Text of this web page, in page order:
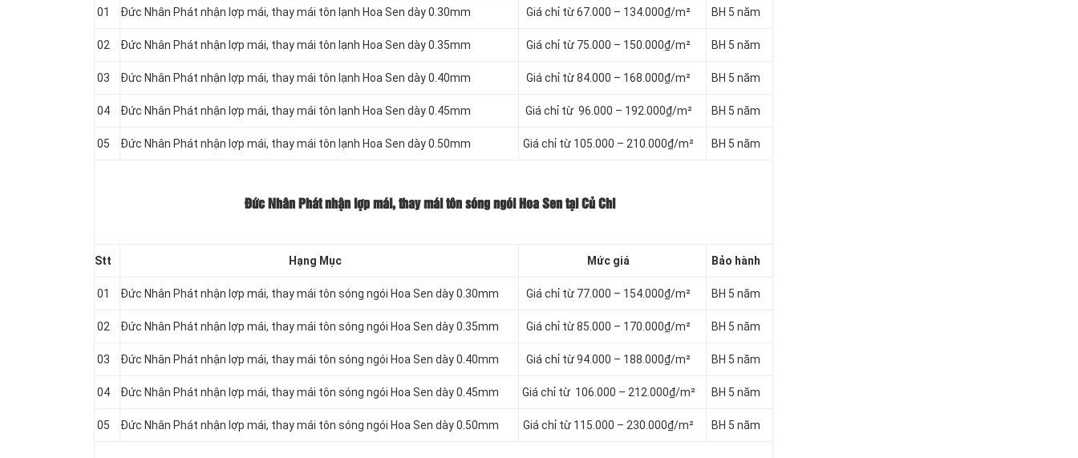
01 Đức Nhân Phát nhận lợp mái, thay mái tôn lạnh Hoa Sen dày 0.30mm Giá chỉ từ 67.000 – 134.000₫/m² BH 5 năm
02 Đức Nhân Phát nhận lợp mái, thay mái tôn lạnh Hoa Sen dày 0.35mm Giá chỉ từ 75.000 – 150.000₫/m² BH 5 năm
03 Đức Nhân Phát nhận lợp mái, thay mái tôn lạnh Hoa Sen dày 0.40mm Giá chỉ từ 84.000 – 168.000₫/m² BH 5 năm
04 Đức Nhân Phát nhận lợp mái, thay mái tôn lạnh Hoa Sen dày 0.45mm Giá chỉ từ 96.000 – 192.000₫/m² BH 5 năm
05 Đức Nhân Phát nhận lợp mái, thay mái tôn lạnh Hoa Sen dày 0.50mm Giá chỉ từ 105.000 – 210.000₫/m² BH 5 năm
Đức Nhân Phát nhận lợp mái, thay mái tôn sóng ngói Hoa Sen tại Củ Chi
Stt Hạng Mục Mức giá Bảo hành
01 Đức Nhân Phát nhận lợp mái, thay mái tôn sóng ngói Hoa Sen dày 0.30mm Giá chỉ từ 77.000 – 154.000₫/m² BH 5 năm
02 Đức Nhân Phát nhận lợp mái, thay mái tôn sóng ngói Hoa Sen dày 0.35mm Giá chỉ từ 85.000 – 170.000₫/m² BH 5 năm
03 Đức Nhân Phát nhận lợp mái, thay mái tôn sóng ngói Hoa Sen dày 0.40mm Giá chỉ từ 94.000 – 188.000₫/m² BH 5 năm
04 Đức Nhân Phát nhận lợp mái, thay mái tôn sóng ngói Hoa Sen dày 0.45mm Giá chỉ từ 106.000 – 212.000₫/m² BH 5 năm
05 Đức Nhân Phát nhận lợp mái, thay mái tôn sóng ngói Hoa Sen dày 0.50mm Giá chỉ từ 115.000 – 230.000₫/m² BH 5 năm